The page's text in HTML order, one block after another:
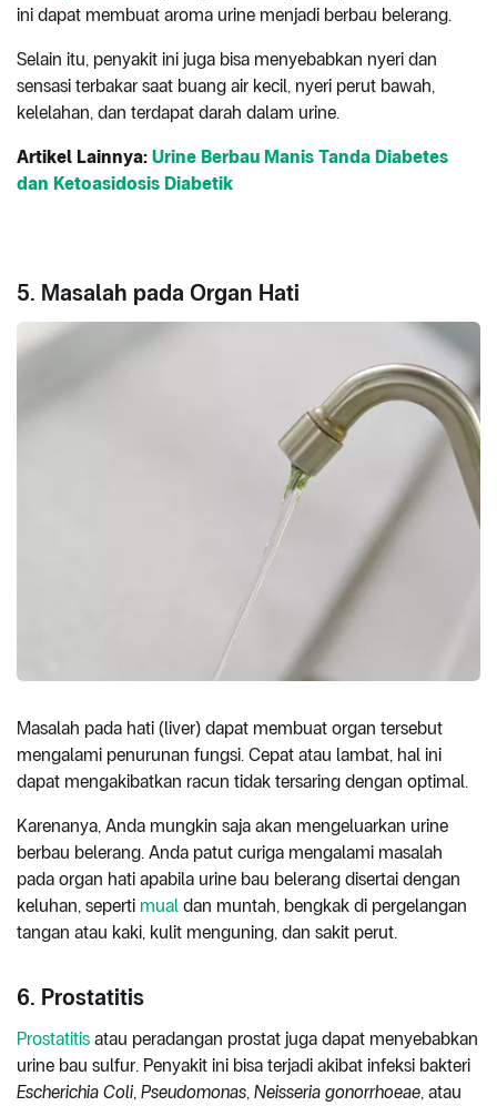
ini dapat membuat aroma urine menjadi berbau belerang.
Selain itu, penyakit ini juga bisa menyebabkan nyeri dan
sensasi terbakar saat buang air kecil, nyeri perut bawah,
kelelahan, dan terdapat darah dalam urine.
Artikel Lainnya: Urine Berbau Manis Tanda Diabetes
dan Ketoasidosis Diabetik
5. Masalah pada Organ Hati
Masalah pada hati (liver) dapat membuat organ tersebut
mengalami penurunan fungsi. Cepat atau lambat, hal ini
dapat mengakibatkan racun tidak tersaring dengan optimal.
Karenanya, Anda mungkin saja akan mengeluarkan urine
berbau belerang. Anda patut curiga mengalami masalah
pada organ hati apabila urine bau belerang disertai dengan
keluhan, seperti mual dan muntah, bengkak di pergelangan
tangan atau kaki, kulit menguning, dan sakit perut.
6. Prostatitis
Prostatitis atau peradangan prostat juga dapat menyebabkan
urine bau sulfur. Penyakit ini bisa terjadi akibat infeksi bakteri
Escherichia Coli, Pseudomonas, Neisseria gonorrhoeae, atau